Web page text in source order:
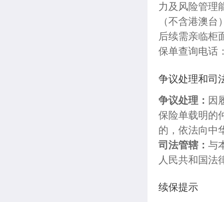
力及风险管理
（不含港澳
后续需亲临柜
保单查询电话
争议处理和司
争议处理： 因
保险单载明的
的，依法向中
司法管辖： 与
人民共和国法
续保提示